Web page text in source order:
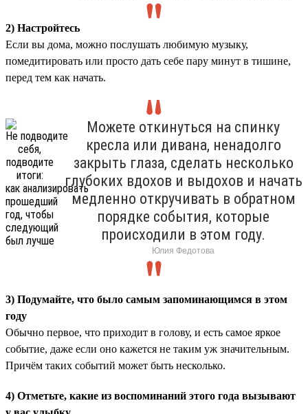
2) Настройтесь
Если вы дома, можно послушать любимую музыку,
помедитировать или просто дать себе пару минут в тишине,
перед тем как начать.
Можете откинуться на спинку
кресла или дивана, ненадолго
закрыть глаза, сделать несколько
глубоких вдохов и выдохов и начать
медленно откручивать в обратном
порядке события, которые
происходили в этом году.
Юлия Федотова
3) Подумайте, что было самым запоминающимся в этом
году
Обычно первое, что приходит в голову, и есть самое яркое
событие, даже если оно кажется не таким уж значительным.
Причём таких событий может быть несколько.
4) Отметьте, какие из воспоминаний этого года вызывают